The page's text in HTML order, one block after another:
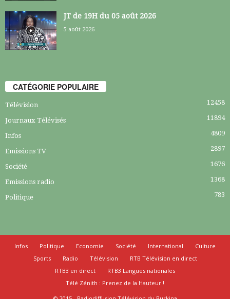
JT de 19H du 05 août 2026
5 août 2026
CATÉGORIE POPULAIRE
Télévision 12458
Journaux Télévisés 11894
Infos 4809
Emissions TV 2897
Société 1676
Emissions radio 1368
Politique 783
Infos Politique Economie Société International
Culture
Sports
Radio Télévision
RTB Télévision en direct
RTB3 en direct
RTB3 Langues nationales
Télé Zénith : Prenez de la Hauteur !